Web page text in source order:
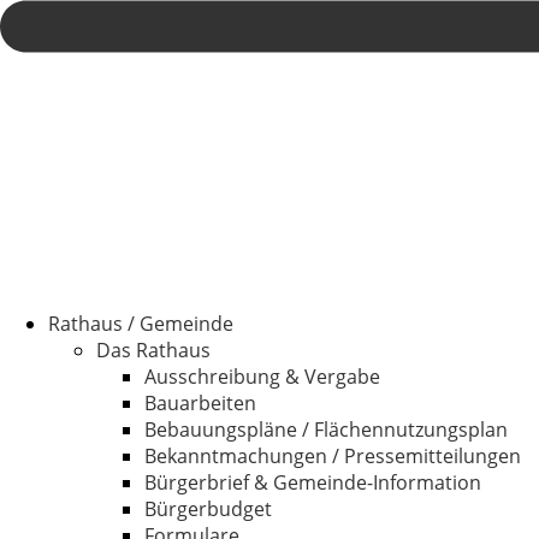
Rathaus / Gemeinde
Das Rathaus
Ausschreibung & Vergabe
Bauarbeiten
Bebauungspläne / Flächennutzungsplan
Bekanntmachungen / Pressemitteilungen
Bürgerbrief & Gemeinde-Information
Bürgerbudget